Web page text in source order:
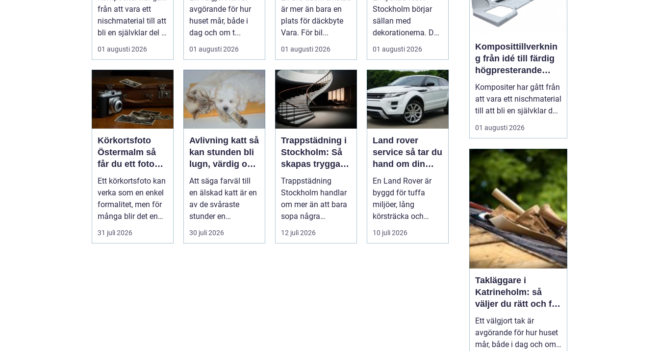
produkt
från att vara ett
nischmaterial till att
bli en självklar del i
allt från vindkr...
01 augusti 2026
som håller
avgörande för hur
huset mår, både i
dag och om t...
01 augusti 2026
körning året
runt
är mer än bara en
plats för däckbyte
Vara. För bil...
01 augusti 2026
evenemang
Stockholm börjar
sällan med
dekorationerna. Den
börjar i köket....
01 augusti 2026
Körkortsfoto
Östermalm så
får du ett foto
som alltid blir
godkänt
Ett körkortsfoto kan
verka som en enkel
formalitet, men för
många blir det en
oväntad källa till
str...
31 juli 2026
Avlivning katt så
kan stunden bli
lugn, värdig och
trygg
Att säga farväl till
en älskad katt är en
av de svåraste
stunder en
djurägare går
igenom. Beslutet o...
30 juli 2026
Trappstädning i
Stockholm: Så
skapas trygga
och trivsamma
trapphus
Trappstädning
Stockholm handlar
om mer än att bara
sopa några
trappsteg och torka
en...
12 juli 2026
Land rover
service så tar du
hand om din
terrängbil på rätt
sätt
En Land Rover är
byggd för tuffa
miljöer, lång
körsträcka och
stora påfrestningar.
Samtidigt är det ...
10 juli 2026
Komposittillverknin
g från idé till färdig
högpresterande
produkt
Kompositer har gått från
att vara ett nischmaterial
till att bli en självklar del
i allt från vindkraftverk
och tåg till
specialfordon.
Komposittillverkning
handlar om att
kombinera två eller fler
material för att skapa
något som...
01 augusti 2026
Takläggare i
Katrineholm: så
väljer du rätt och får
ett tak som håller
Ett välgjort tak är
avgörande för hur huset
mår, både i dag och om